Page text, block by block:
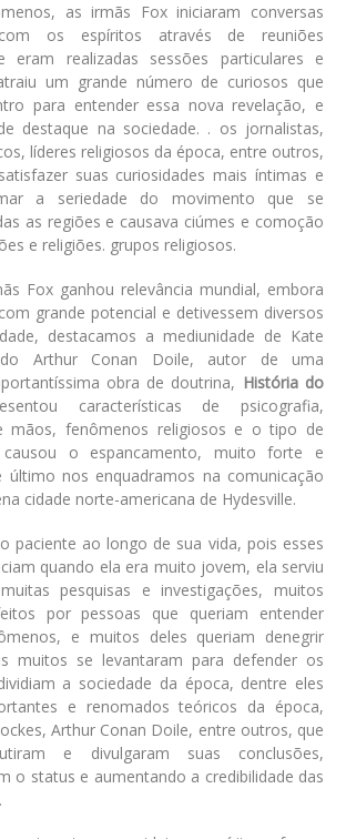
as irmãs Fox iniciaram conversas
os espíritos através de reuniões
eram realizadas sessões particulares e
um grande número de curiosos que
para entender essa nova revelação, e
destaque na sociedade. . os jornalistas,
líderes religiosos da época, entre outros,
suas curiosidades mais íntimas e
a seriedade do movimento que se
as regiões e causava ciúmes e comoção
e religiões. grupos religiosos.
Fox ganhou relevância mundial, embora
grande potencial e detivessem diversos
destacamos a mediunidade de Kate
Arthur Conan Doile, autor de uma
obra de doutrina, História do
características de psicografia,
mãos, fenômenos religiosos e o tipo de
causou o espancamento, muito forte e
último nos enquadramos na comunicação
cidade norte-americana de Hydesville.
paciente ao longo de sua vida, pois esses
quando ela era muito jovem, ela serviu
pesquisas e investigações, muitos
por pessoas que queriam entender
e muitos deles queriam denegrir
muitos se levantaram para defender os
a sociedade da época, dentre eles
e renomados teóricos da época,
Arthur Conan Doile, entre outros, que
e divulgaram suas conclusões,
o status e aumentando a credibilidade das